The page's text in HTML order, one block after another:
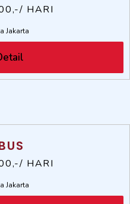
HARI
Jakarta
HARI
Jakarta